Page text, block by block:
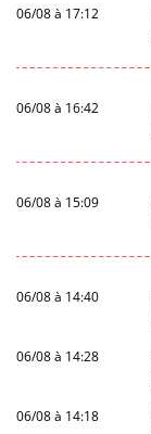
06/08 à 17:12
06/08 à 16:42
06/08 à 15:09
06/08 à 14:40
06/08 à 14:28
06/08 à 14:18